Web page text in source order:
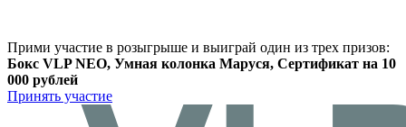
Прими участие в розыгрыше и выиграй один из трех призов:
Бокс VLP NEO, Умная колонка Маруся, Сертификат на 10
000 рублей
Принять участие